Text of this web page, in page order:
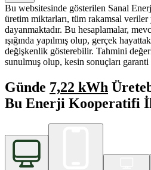
Bu websitesinde gösterilen Sanal
üretim miktarları, tüm rakamsal veriler
dayanmaktadır. Bu hesaplamalar,
ışığında yapılmış olup, gerçek
değişkenlik gösterebilir. Tahmini
sunulmuş olup, kesin sonuçları garanti
Günde 7,22 kWh
Bu Enerji Kooperatifi